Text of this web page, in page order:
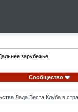
зарубежье
Сообщество
Лада Веста Клуба в